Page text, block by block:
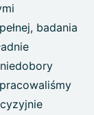
badania